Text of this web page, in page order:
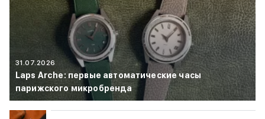
31.07.2026
Laps Arche: первые автоматические часы
парижского микробренда